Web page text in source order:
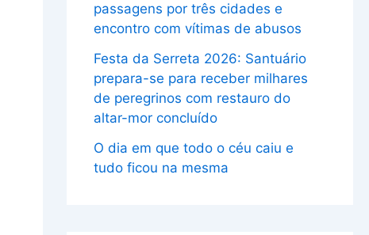
passagens por três cidades e
encontro com vítimas de abusos
Festa da Serreta 2026: Santuário
prepara-se para receber milhares
de peregrinos com restauro do
altar-mor concluído
O dia em que todo o céu caiu e
tudo ficou na mesma